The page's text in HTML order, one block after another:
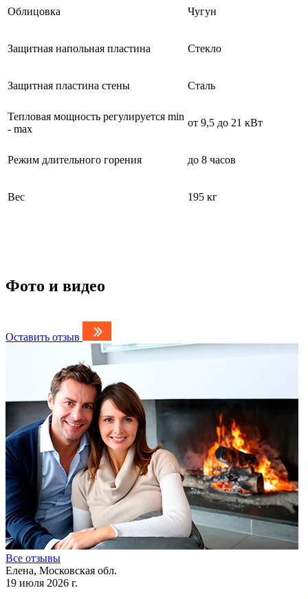
Облицовка Чугун
Защитная напольная пластина Стекло
Защитная пластина стены Сталь
Тепловая мощность регулируется min
- max
от 9,5 до 21 кВт
Режим длительного горения до 8 часов
Вес 195 кг
Фото и видео
Оставить отзыв
Все отзывы
Елена, Московская обл.
19 июля 2026 г.